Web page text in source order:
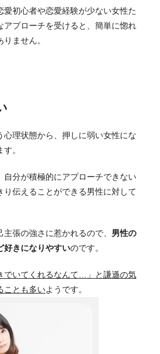
愛初心者や恋愛経験が少ない女性た
アプローチを受けると、簡単に惚れ
ません。
心理状態から、押しに弱い女性にな
。
自分が積極的にアプローチできない
り伝えることができる男性に対して
張の強さに惹かれるので、 男性の
好きになりやすいのです。
でいてくれるなんて…」と謙遜の気
ことも多いようです。